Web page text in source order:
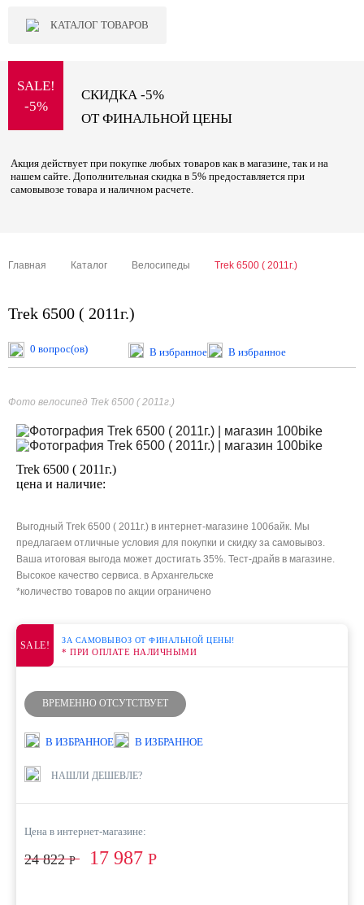
КАТАЛОГ ТОВАРОВ
SALE!
-5%
СКИДКА -5%
ОТ ФИНАЛЬНОЙ ЦЕНЫ
Акция действует при покупке любых товаров как в магазине, так и на
нашем сайте. Дополнительная скидка в 5% предоставляется при
самовывозе товара и наличном расчете.
Главная Каталог Велосипеды Trek 6500 ( 2011г.)
Trek 6500 ( 2011г.)
0 вопрос(ов) В избранное В избранное
Фото велосипед Trek 6500 ( 2011г.)
Trek 6500 ( 2011г.)
цена и наличие:
Выгодный Trek 6500 ( 2011г.) в интернет-магазине 100байк. Мы
предлагаем отличные условия для покупки и скидку за самовывоз.
Ваша итоговая выгода может достигать 35%. Тест-драйв в магазине.
Высокое качество сервиса. в Архангельске
*количество товаров по акции ограничено
SALE! ЗА САМОВЫВОЗ ОТ ФИНАЛЬНОЙ ЦЕНЫ!
* ПРИ ОПЛАТЕ НАЛИЧНЫМИ
ВРЕМЕННО ОТСУТСТВУЕТ
В ИЗБРАННОЕ В ИЗБРАННОЕ
НАШЛИ ДЕШЕВЛЕ?
Цена в интернет-магазине:
24 822Р 17 987 Р